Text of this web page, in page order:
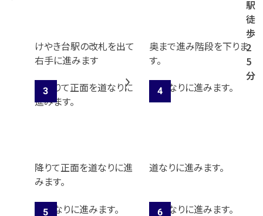
駅
徒
歩
2
5
分
けやき台駅の改札を出て
右手に進みます
奥まで進み階段を下りま
す。
降りて正面を道なりに進
みます。
道なりに進みます。